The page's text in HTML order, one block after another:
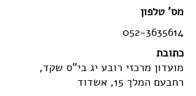
מס' טלפון
052-3635614
כתובת
מועדון מרכזי רובע יג בי"ס שקד,
רחבעם המלך 15, אשדוד